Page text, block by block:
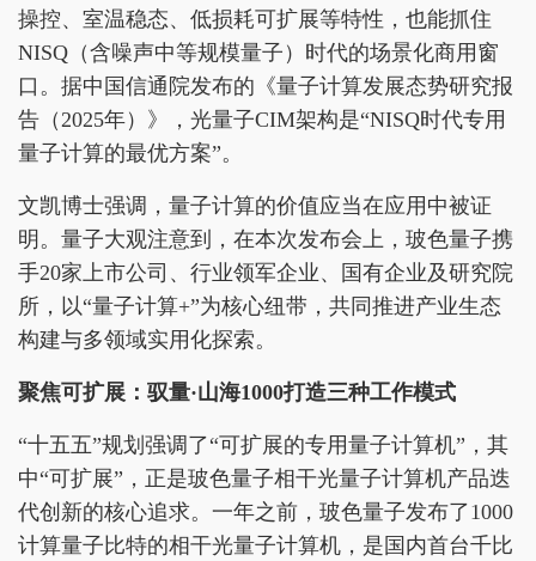
操控、室温稳态、低损耗可扩展等特性，也能抓住
NISQ（含噪声中等规模量子）时代的场景化商用窗
口。据中国信通院发布的《量子计算发展态势研究报
告（2025年）》，光量子CIM架构是“NISQ时代专用
量子计算的最优方案”。
文凯博士强调，量子计算的价值应当在应用中被证
明。量子大观注意到，在本次发布会上，玻色量子携
手20家上市公司、行业领军企业、国有企业及研究院
所，以“量子计算+”为核心纽带，共同推进产业生态
构建与多领域实用化探索。
聚焦可扩展：驭量·山海1000打造三种工作模式
“十五五”规划强调了“可扩展的专用量子计算机”，其
中“可扩展”，正是玻色量子相干光量子计算机产品迭
代创新的核心追求。一年之前，玻色量子发布了1000
计算量子比特的相干光量子计算机，是国内首台千比